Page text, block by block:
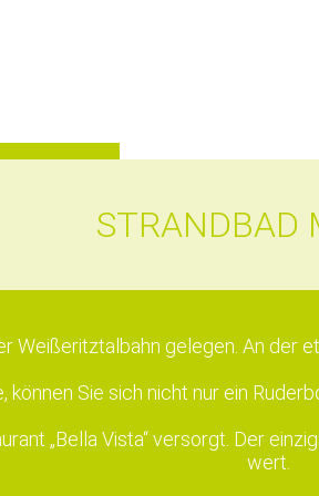
STRANDBAD
Weißeritztalbahn gelegen. An der
Sie sich nicht nur ein
„Bella Vista“ versorgt. Der
wert.